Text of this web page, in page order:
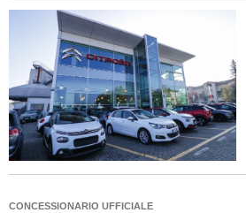
CONCESSIONARIO UFFICIALE